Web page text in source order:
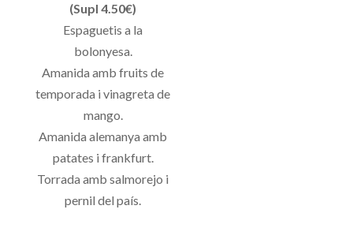
(Supl 4.50€)
Espaguetis a la
bolonyesa.
Amanida amb fruits de
temporada i vinagreta de
mango.
Amanida alemanya amb
patates i frankfurt.
Torrada amb salmorejo i
pernil del país.